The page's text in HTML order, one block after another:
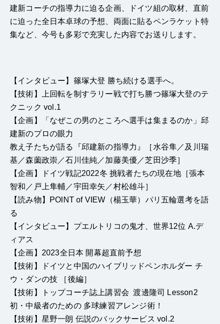
建新コーチの指導力に迫る企画、ドイツ組の取材、直前
に迫った全日本卓球の予想、両面に貼るペンラケット特
集など、今号も多彩で充実した内容でお送りします。
【インタビュー】篠塚大登 勝ち続ける選手へ。
【技術】上回転を制すラリー戦で打ち勝つ篠塚大登のテ
クニック vol.1
【企画】「なぜこの男のところへ選手は集まるのか」邱
建新のプロの眼力
教え子たちが語る『邱建新の指導力』［水谷隼／及川瑞
基／森薗政崇／石川佳純／加藤美優／芝田沙季］
【企画】ドイツ戦記2022冬 挑戦者たちの現在地［張本
智和／戸上隼輔／宇田幸矢／村松雄斗］
【読み物】POINT of VIEW（楊玉華）パリ五輪選考を語
る
【インタビュー】プエルトリコの鬼才、世界12位 A.デ
ィアス
【企画】2023全日本 開幕超直前予想
【技術】ドイツと中国のハイブリッドペンホルダー チ
ウ・ダンの技 ［後編］
【技術】トップコーチ誌上講習会 渡邊隆司 Lesson2
初・中級者のための 多球練習アレンジ術！
【技術】星野一朗 伝説のバックサービス vol.2